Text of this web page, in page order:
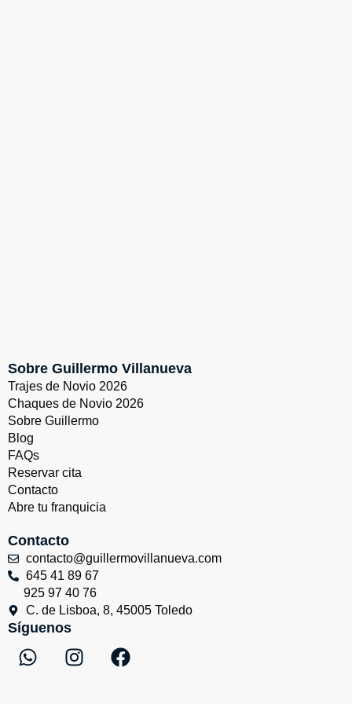
Sobre Guillermo Villanueva
Trajes de Novio 2026
Chaques de Novio 2026
Sobre Guillermo
Blog
FAQs
Reservar cita
Contacto
Abre tu franquicia
Contacto
contacto@guillermovillanueva.com
645 41 89 67
925 97 40 76
C. de Lisboa, 8, 45005 Toledo
Síguenos
W
h
I
n
F
a